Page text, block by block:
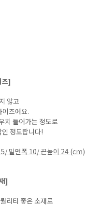
즈]
않고
이즈에요.
치 들어가는 정도로
정도랍니다!
밑면폭 10/ 끈높이 24 (cm)
]
리티 좋은 소재로